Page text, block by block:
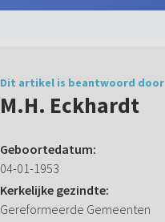
Dit artikel is beantwoord door
M.H. Eckhardt
Geboortedatum:
04-01-1953
Kerkelijke gezindte:
Gereformeerde Gemeenten